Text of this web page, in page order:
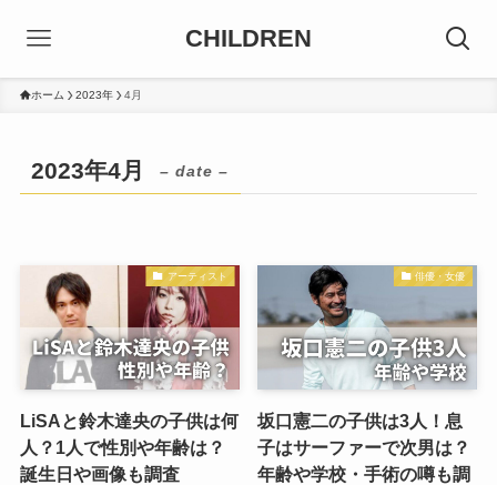
CHILDREN
ホーム 2023年 4月
2023年4月 – date –
アーティスト
LiSAと鈴木達央の子供は何
人？1人で性別や年齢は？
誕生日や画像も調査
俳優・女優
坂口憲二の子供は3人！息
子はサーファーで次男は？
年齢や学校・手術の噂も調